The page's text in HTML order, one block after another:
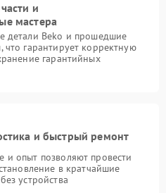
и
мастера
детали Beko и прошедшие
гарантирует корректную
гарантийных
и быстрый ремонт
опыт позволяют провести
в кратчайшие
устройства